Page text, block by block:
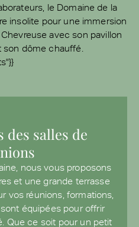
le Domaine de la
insolite pour une immersion
avec son pavillon
dôme chauffé.
des salles de
nous vous proposons
et une grande terrasse
vos réunions, formations,
équipées pour offrir
Que ce soit pour un petit